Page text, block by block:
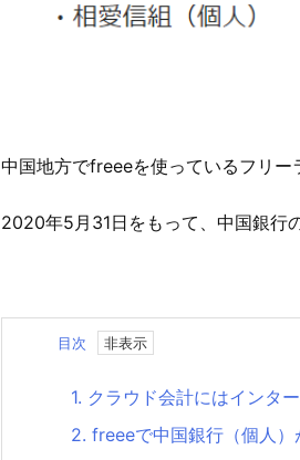
中国地方でfreeeを使っているフリー
2020年5月31日をもって、中国銀行
目次
1. クラウド会計にはインタ
2. freeeで中国銀行（個人）